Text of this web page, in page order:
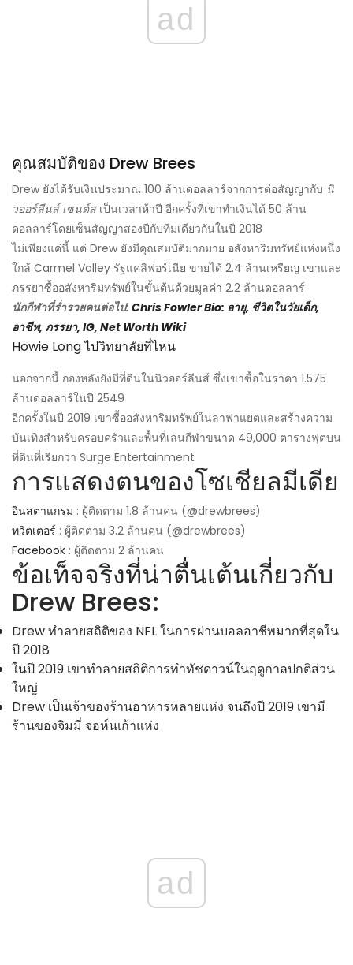
ad
คุณสมบัติของ Drew Brees
Drew ยังได้รับเงินประมาณ 100 ล้านดอลลาร์จากการต่อสัญญากับ นิ
วออร์ลีนส์ เซนต์สเป็นเวลาห้าปี อีกครั้งที่เขาทำเงินได้ 50 ล้าน
ดอลลาร์โดยเซ็นสัญญาสองปีกับทีมเดียวกันในปี 2018
ไม่เพียงแค่นี้ แต่ Drew ยังมีคุณสมบัติมากมาย อสังหาริมทรัพย์แห่งหนึ่ง
ใกล้ Carmel Valley รัฐแคลิฟอร์เนีย ขายได้ 2.4 ล้านเหรียญ เขาและ
ภรรยาซื้ออสังหาริมทรัพย์ในขั้นต้นด้วยมูลค่า 2.2 ล้านดอลลาร์
นักกีฬาที่ร่ำรวยคนต่อไป: Chris Fowler Bio: อายุ, ชีวิตในวัยเด็ก,
อาชีพ, ภรรยา, IG, Net Worth Wiki
Howie Long ไปวิทยาลัยที่ไหน
นอกจากนี้ กองหลังยังมีที่ดินในนิวออร์ลีนส์ ซึ่งเขาซื้อในราคา 1.575
ล้านดอลลาร์ในปี 2549
อีกครั้งในปี 2019 เขาซื้ออสังหาริมทรัพย์ในลาฟาแยตและสร้างความ
บันเทิงสำหรับครอบครัวและพื้นที่เล่นกีฬาขนาด 49,000 ตารางฟุตบน
ที่ดินที่เรียกว่า Surge Entertainment
การแสดงตนของโซเชียลมีเดีย
อินสตาแกรม : ผู้ติดตาม 1.8 ล้านคน (@drewbrees)
ทวิตเตอร์ : ผู้ติดตาม 3.2 ล้านคน (@drewbrees)
Facebook : ผู้ติดตาม 2 ล้านคน
ข้อเท็จจริงที่น่าตื่นเต้นเกี่ยวกับ
Drew Brees:
Drew ทำลายสถิติของ NFL ในการผ่านบอลอาชีพมากที่สุดใน
ปี 2018
ในปี 2019 เขาทำลายสถิติการทำทัชดาวน์ในฤดูกาลปกติส่วน
ใหญ่
Drew เป็นเจ้าของร้านอาหารหลายแห่ง จนถึงปี 2019 เขามี
ร้านของจิมมี่ จอห์นเก้าแห่ง
ad